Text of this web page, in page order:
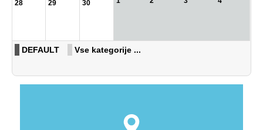
28 29 30
DEFAULT Vse kategorije ...